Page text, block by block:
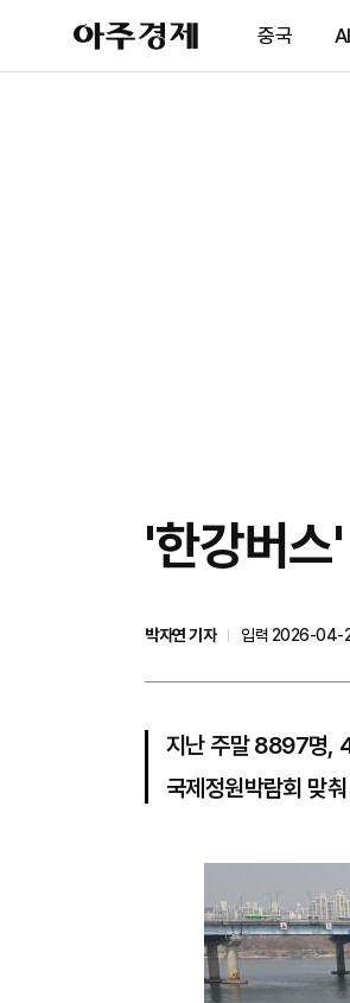
아
주
제
중국 AI
'한강버
박자연 기자
입력 2026-04-
지난 주말 8897명,
국제정원박람회 맞